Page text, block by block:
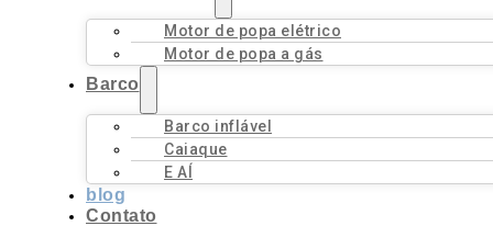
Motor de popa elétrico
Motor de popa a gás
Barco
Barco inflável
Caiaque
E AÍ
blog
Contato